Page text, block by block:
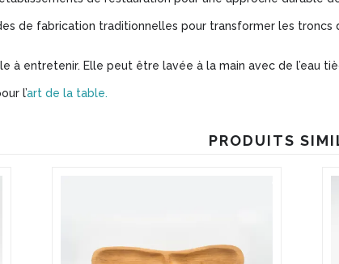
-
de fabrication traditionnelles pour transformer les
à entretenir. Elle peut être lavée à la main avec de l’eau
l’art de la table.
PRODUITS